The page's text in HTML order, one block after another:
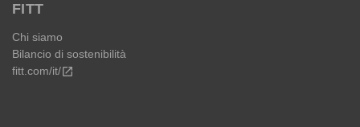
FITT
Chi siamo
Bilancio di sostenibilità
fitt.com/it/open_in_new